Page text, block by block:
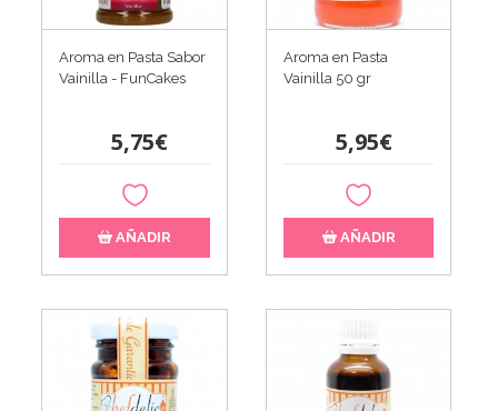
Aroma en Pasta Sabor
Vainilla - FunCakes
5,75€
AÑADIR
Aroma en Pasta
Vainilla 50 gr
5,95€
AÑADIR